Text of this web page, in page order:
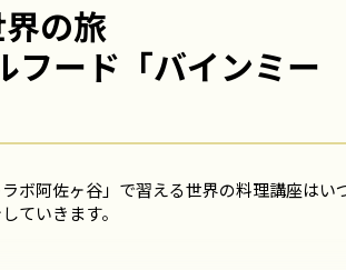
の旅
フード「バインミ
ラボ阿佐ヶ谷」で習える世界の料理講座は
ていきます。